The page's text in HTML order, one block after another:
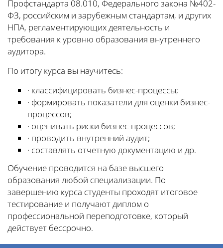
Профстандарта 08.010, Федерального закона №402-
ФЗ, российским и зарубежным стандартам, и других
НПА, регламентирующих деятельность и
требования к уровню образования внутреннего
аудитора.
По итогу курса вы научитесь:
· классифицировать бизнес-процессы;
· формировать показатели для оценки бизнес-
процессов;
· оценивать риски бизнес-процессов;
· проводить внутренний аудит;
· составлять отчетную документацию и др.
Обучение проводится на базе высшего
образования любой специализации. По
завершению курса студенты проходят итоговое
тестирование и получают диплом о
профессиональной переподготовке, который
действует бессрочно.